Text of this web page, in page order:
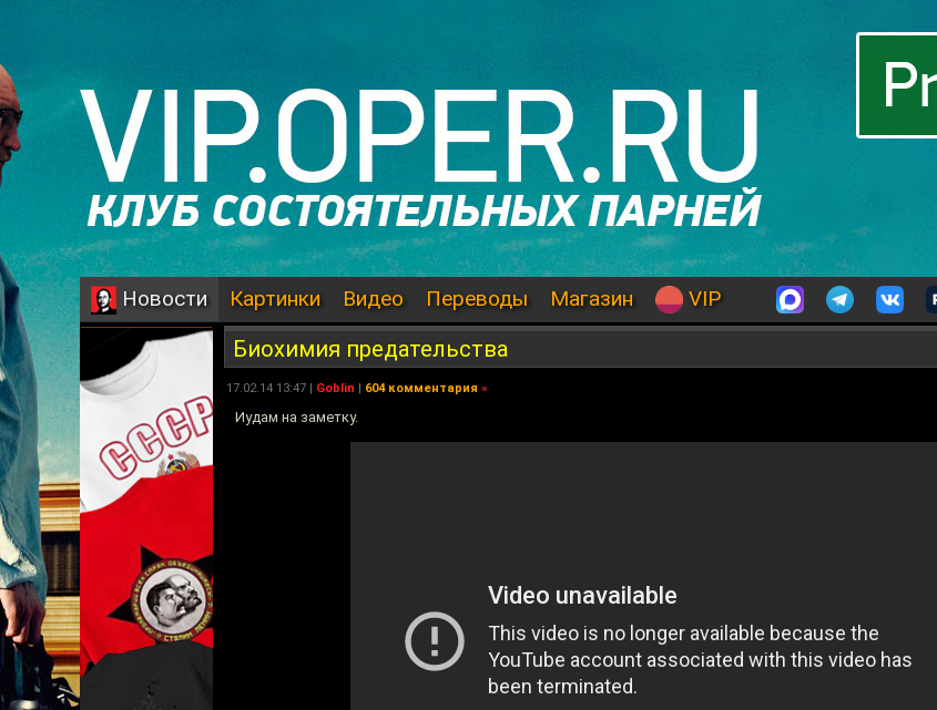
Новости Картинки Видео Переводы Магазин VIP
Биохимия предательства
17.02.14 13:47 | Goblin | 604 комментария »
Иудам на заметку.